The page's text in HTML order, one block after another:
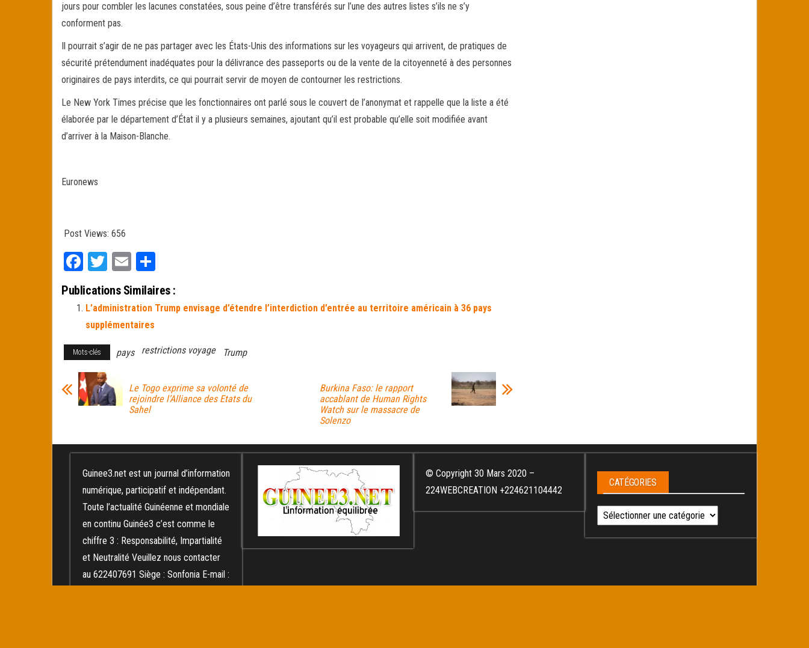
jours pour combler les lacunes constatées, sous peine d’être transférés sur l’une des autres listes s’ils ne s’y
conforment pas.
Il pourrait s’agir de ne pas partager avec les États-Unis des informations sur les voyageurs qui arrivent, de pratiques de
sécurité prétendument inadéquates pour la délivrance des passeports ou de la vente de la citoyenneté à des personnes
originaires de pays interdits, ce qui pourrait servir de moyen de contourner les restrictions.
Le New York Times précise que les fonctionnaires ont parlé sous le couvert de l’anonymat et rappelle que la liste a été
élaborée par le département d’État il y a plusieurs semaines, ajoutant qu’il est probable qu’elle soit modifiée avant
d’arriver à la Maison-Blanche.
Euronews
Post Views: 656
Fa
ce
bo
ok
T
tt
er
E
m
ail ag
er
Publications Similaires :
L’administration Trump envisage d’étendre l’interdiction d’entrée au territoire américain à 36 pays
supplémentaires
Mots-clés pays restrictions voyage Trump
Le Togo exprime sa volonté de
rejoindre l’Alliance des Etats du
Sahel
Burkina Faso: le rapport
accablant de Human Rights
Watch sur le massacre de
Solenzo
Guinee3.net est un journal d’information
numérique, participatif et indépendant.
Toute l’actualité Guinéenne et mondiale
en continu Guinée3 c’est comme le
chiffre 3 : Responsabilité, Impartialité
et Neutralité Veuillez nous contacter
au 622407691 Siège : Sonfonia E-mail :
© Copyright 30 Mars 2020 –
224WEBCREATION +224621104442
CATÉGORIES
Catégories